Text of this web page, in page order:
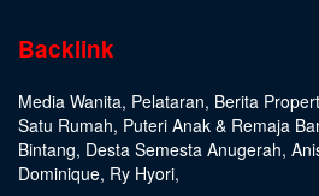
Backlink
Media Wanita, Pelataran, Berita
Satu Rumah, Puteri Anak & Remaja
Bintang, Desta Semesta Anugerah,
Dominique, Ry Hyori,